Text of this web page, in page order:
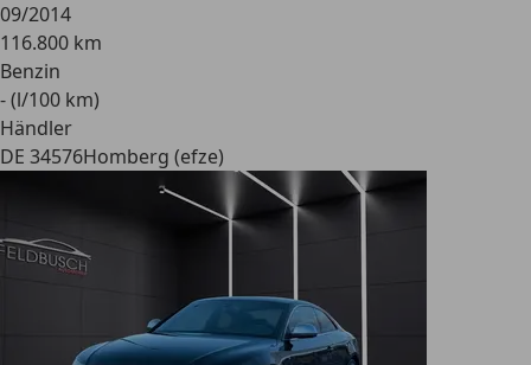
09/2014
116.800 km
Benzin
- (l/100 km)
Händler
DE 34576Homberg (efze)